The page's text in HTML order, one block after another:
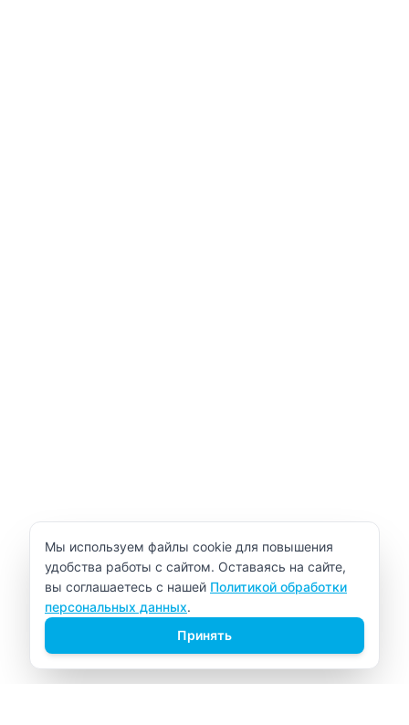
Уведомление об использовании cookie
Мы используем файлы cookie для повышения
удобства работы с сайтом. Оставаясь на сайте,
вы соглашаетесь с нашей Политикой обработки
персональных данных.
Принять